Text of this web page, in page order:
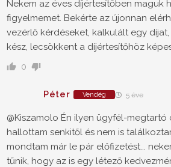
Nekem az éves díjértesítőben maguk
figyelmemet. Bekérte az újonnan
vezérlő kérdéseket, kalkulált egy
kész, lecsökkent a díjértesítőhöz
0
Péter Vendég 5 éve
@Kiszamolo Én ilyen ügyfél-megtartó
hallottam senkitől és nem is
mondtam már le pár előfizetést...
tűnik, hogy az is egy létező